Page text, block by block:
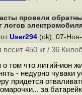
провели
логов
User294 (ok), 07-
весит 450 кг / 36
о том что литий-ион
- недурно чуваки
придется
за